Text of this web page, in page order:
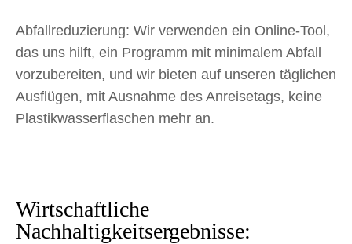
Abfallreduzierung: Wir verwenden ein Online-Tool,
das uns hilft, ein Programm mit minimalem Abfall
vorzubereiten, und wir bieten auf unseren täglichen
Ausflügen, mit Ausnahme des Anreisetags, keine
Plastikwasserflaschen mehr an.
Wirtschaftliche
Nachhaltigkeitsergebnisse: